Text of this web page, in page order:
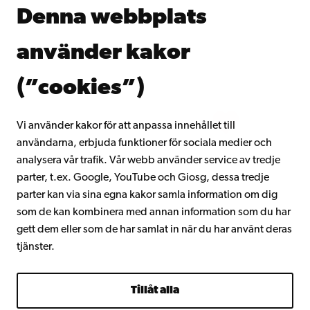
Denna webbplats
använder kakor
(”cookies”)
Vi använder kakor för att anpassa innehållet till
användarna, erbjuda funktioner för sociala medier och
analysera vår trafik. Vår webb använder service av tredje
parter, t.ex. Google, YouTube och Giosg, dessa tredje
parter kan via sina egna kakor samla information om dig
som de kan kombinera med annan information som du har
gett dem eller som de har samlat in när du har använt deras
tjänster.
Tillåt alla
Kontinuerligt lärande
Gå med i Åbo Akademis alumnnätverk
Intranätet
Facebook InstagramYouTube LinkedIn Blog Snapchat